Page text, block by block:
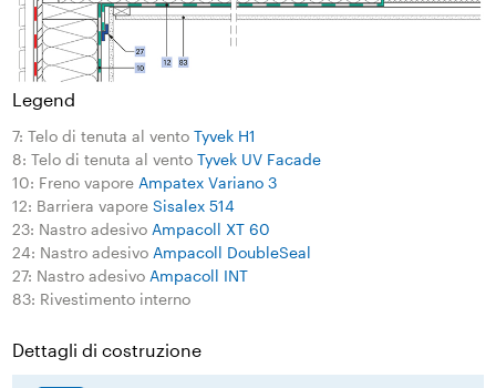
Legend
7: Telo di tenuta al ventoTyvek H1
8: Telo di tenuta al ventoTyvek UV Facade
10: Freno vaporeAmpatex Variano 3
12: Barriera vaporeSisalex 514
23: Nastro adesivoAmpacoll XT 60
24: Nastro adesivoAmpacoll DoubleSeal
27: Nastro adesivoAmpacoll INT
83: Rivestimento interno
Dettagli di costruzione